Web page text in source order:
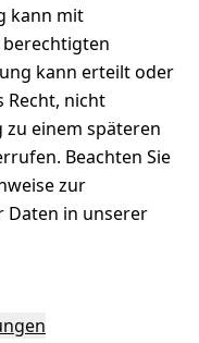
kann mit
kann erteilt oder
Recht, nicht
einem späteren
Beachten Sie
zur
Daten in unserer